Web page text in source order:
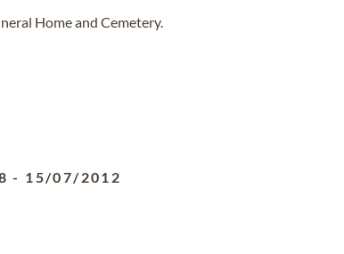
Home and Cemetery.
- 15/07/2012